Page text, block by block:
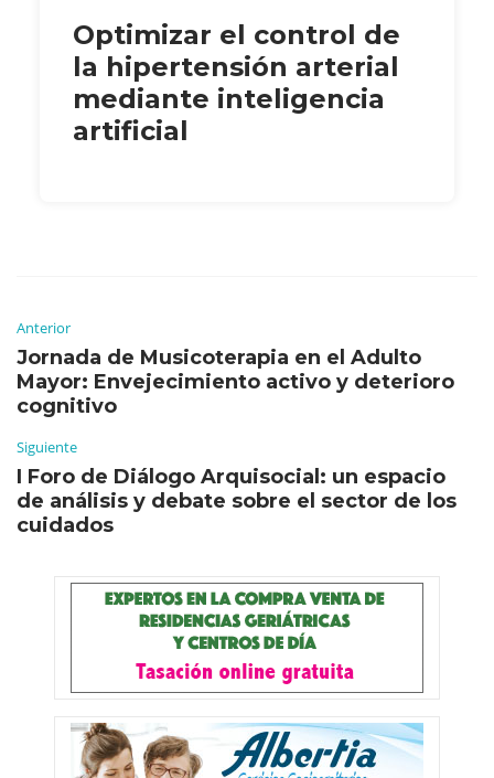
Optimizar el control de
la hipertensión arterial
mediante inteligencia
artificial
Anterior
Jornada de Musicoterapia en el Adulto
Mayor: Envejecimiento activo y deterioro
cognitivo
Siguiente
I Foro de Diálogo Arquisocial: un espacio
de análisis y debate sobre el sector de los
cuidados